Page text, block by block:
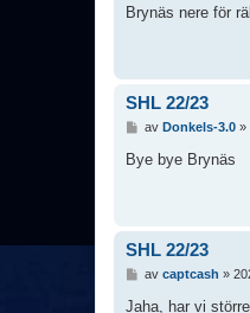
l
ä
Brynäs nere för
SHL 22/23
l
ä
av Donkels-3.0»
Bye bye Brynäs
SHL 22/23
l
av captcash »
Jaha, har vi